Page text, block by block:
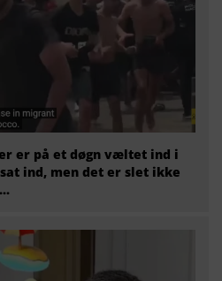
er på et døgn væltet ind i
ind, men det er slet ikke